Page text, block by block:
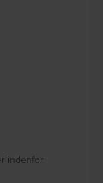
indenfor